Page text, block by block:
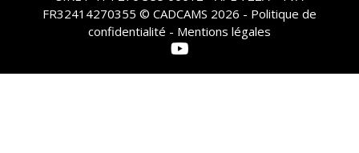
FR32414270355 © CADCAMS 2026 - Politique de
confidentialité - Mentions légales